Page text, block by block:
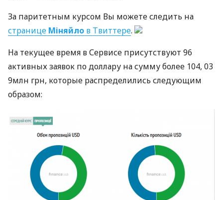
За паритетным курсом Вы можете следить на
странице Міняйло в Твиттере.
На текущее время в Сервисе присутствуют 96
активных заявок по доллару на сумму более 104, 03
9млн грн, которые распределились следующим
образом: